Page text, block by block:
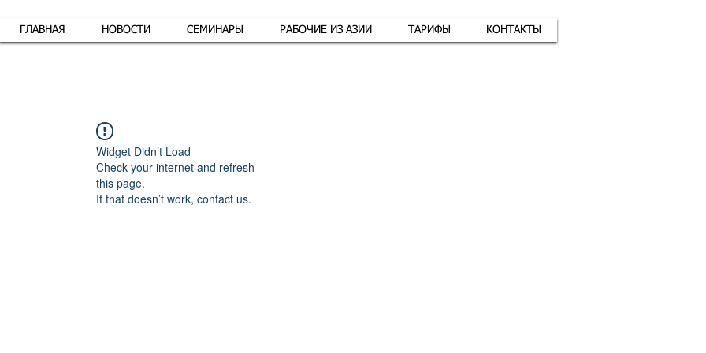
ГЛАВНАЯ НОВОСТИ СЕМИНАРЫ РАБОЧИЕ ИЗ АЗИИ ТАРИФЫ КОНТАКТЫ
Widget Didn’t Load
Check your internet and refresh
this page.
If that doesn’t work, contact us.